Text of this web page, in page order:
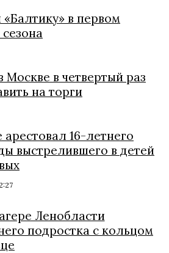
в первом
Москве в четвертый раз
на торги
арестовал 16-летнего
выстрелившего в детей
Ленобласти
подростка с кольцом